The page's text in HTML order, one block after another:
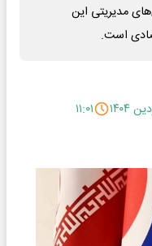
مدیریتی این
است.
۱۱:۰۱